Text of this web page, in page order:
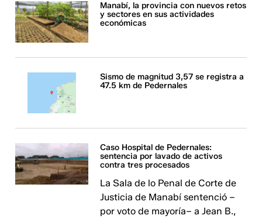
Manabí, la provincia con nuevos retos
y sectores en sus actividades
económicas
Sismo de magnitud 3,57 se registra a
47.5 km de Pedernales
Caso Hospital de Pedernales:
sentencia por lavado de activos
contra tres procesados
La Sala de lo Penal de Corte de
Justicia de Manabí sentenció –
por voto de mayoría– a Jean B.,